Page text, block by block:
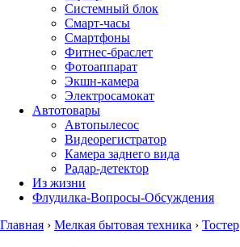
Системный блок
Смарт-часы
Смартфоны
Фитнес-браслет
Фотоаппарат
Экшн-камера
Электросамокат
Автотовары
Автопылесос
Видеорегистратор
Камера заднего вида
Радар-детектор
Из жизни
Флудилка-Вопросы-Обсуждения
Главная › Мелкая бытовая техника › Тостер